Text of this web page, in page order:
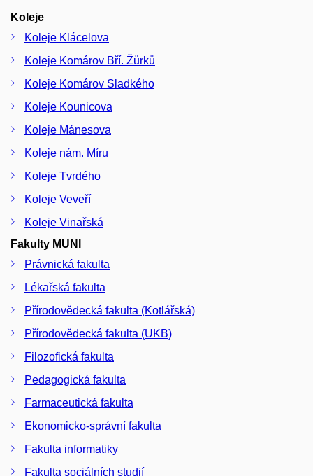
Koleje
Koleje Klácelova
Koleje Komárov Bří. Žůrků
Koleje Komárov Sladkého
Koleje Kounicova
Koleje Mánesova
Koleje nám. Míru
Koleje Tvrdého
Koleje Veveří
Koleje Vinařská
Fakulty MUNI
Právnická fakulta
Lékařská fakulta
Přírodovědecká fakulta (Kotlářská)
Přírodovědecká fakulta (UKB)
Filozofická fakulta
Pedagogická fakulta
Farmaceutická fakulta
Ekonomicko-správní fakulta
Fakulta informatiky
Fakulta sociálních studií